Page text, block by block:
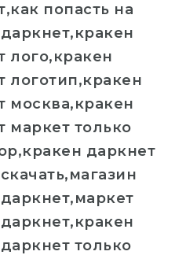
попасть на
лого,кракен
логотип,кракен
москва,кракен
маркет только
даркнет
только